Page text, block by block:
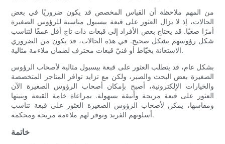
من المهم ملاحظة أن القياس المخصص قد يكون ضروريًا في بعض
الحالات، إذ لا يزال العثور على قبعة بيسبول مناسبة للرؤوس الصغيرة
أمرًا صعبًا. قد يحتاج بعض الأفراد إلى قبعات ذات تاج أقل عمقًا لتناسب
شكل رؤوسهم بشكل صحيح. في هذه الحالات، قد يكون من الضروري
الاستعانة بخيّاط أو فنيّ قبعات محترف لضمان ملاءمة مثالية.
بشكل عام، قد يتطلب العثور على قبعة بيسبول مثالية لأصحاب الرؤوس
الصغيرة بعض البحث والصبر، ولكن مع تزايد توافر المتاجر المتخصصة
والخيارات الإلكترونية، أصبح بإمكان أصحاب الرؤوس الصغيرة الآن
العثور على قبعة مريحة وأنيقة بسهولة. بمراعاة خامة القبعة وبنيتها
ومقاسها، يمكن لأصحاب الرؤوس الصغيرة العثور على قبعة تناسب
أسلوبهم الفريد وتوفر لهم ملاءمة مريحة ومحكمة.
خاتمة